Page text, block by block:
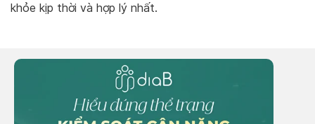
khỏe kịp thời và hợp lý nhất.